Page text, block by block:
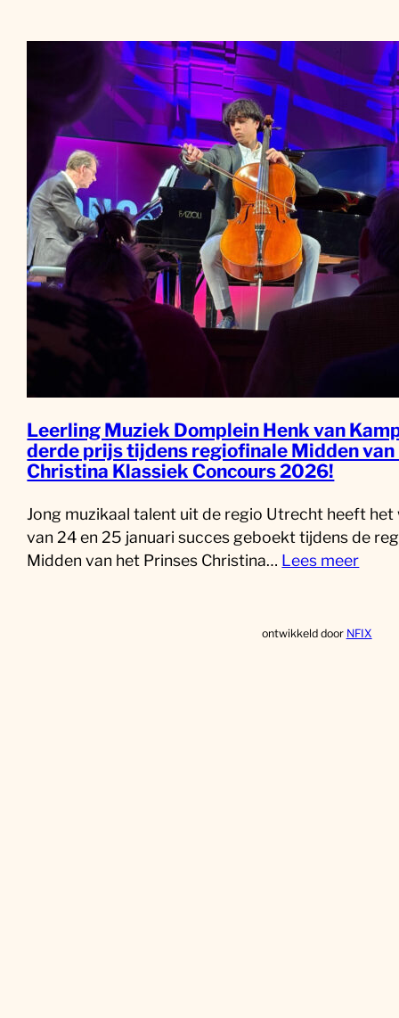
Leerling Muziek Domplein Henk van
derde prijs tijdens regiofinale Midden van
Christina Klassiek Concours 2026!
Jong muzikaal talent uit de regio Utrecht heeft het
van 24 en 25 januari succes geboekt tijdens de
Midden van het Prinses Christina… Lees meer
ontwikkeld door NFIX